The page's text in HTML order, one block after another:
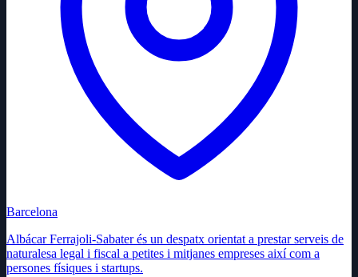
Barcelona
Albácar Ferrajoli-Sabater és un despatx orientat a prestar serveis de
naturalesa legal i fiscal a petites i mitjanes empreses així com a
persones físiques i startups.